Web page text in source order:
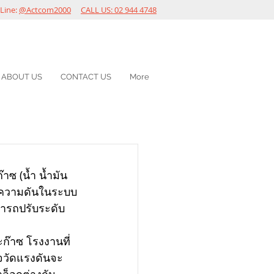
CALL US: 02 944 4748
Line:@Actcom2000
ABOUT US CONTACT US More
าซ (น้ำ น้ำมัน
ามดันในระบบ
รถปรับระดับ
าซ โรงงานที่
วัดแรงดันจะ